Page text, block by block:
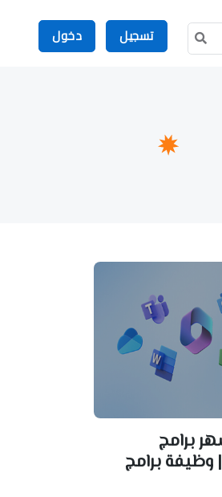
تسجيل دخول
برامج
وظيفة برامج